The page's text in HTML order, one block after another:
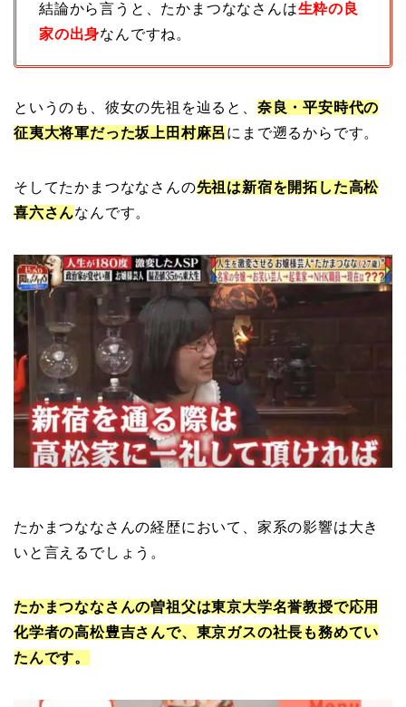
結論から言うと、たかまつななさんは生粋の良
家の出身なんですね。
というのも、彼女の先祖を辿ると、 奈良・平安時代の
征夷大将軍だった坂上田村麻呂にまで遡るからです。
そしてたかまつななさんの先祖は新宿を開拓した高松
喜六さんなんです。
たかまつななさんの経歴において、家系の影響は大き
いと言えるでしょう。
たかまつななさんの曽祖父は東京大学名誉教授で応用
化学者の高松豊吉さんで、東京ガスの社長も務めてい
たんです。